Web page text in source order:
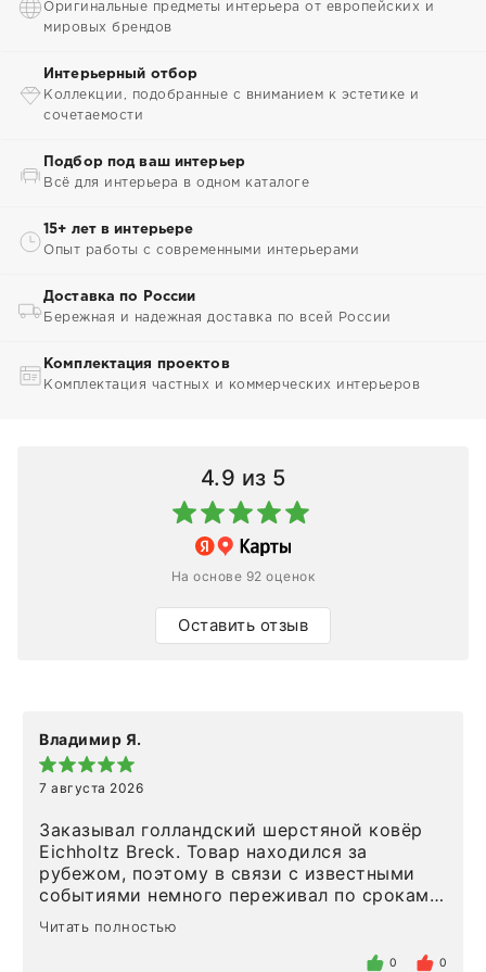
Оригинальные предметы интерьера от европейских и
мировых брендов
Интерьерный отбор
Коллекции, подобранные с вниманием к эстетике и
сочетаемости
Подбор под ваш интерьер
Всё для интерьера в одном каталоге
15+ лет в интерьере
Опыт работы с современными интерьерами
Доставка по России
Бережная и надежная доставка по всей России
Комплектация проектов
Комплектация частных и коммерческих интерьеров
4.9 из 5
На основе 92 оценок
Оставить отзыв
Владимир Я.
7 августа 2026
Заказывал голландский шерстяной ковёр
Eichholtz Breck. Товар находился за
рубежом, поэтому в связи с известными
событиями немного переживал по срокам.
Но homeadore привезли ровно в
определенное в договоре время, без
Читать полностью
0 0